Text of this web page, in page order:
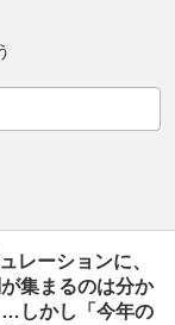
レーションに、
集まるのは分か
しかし「今年の